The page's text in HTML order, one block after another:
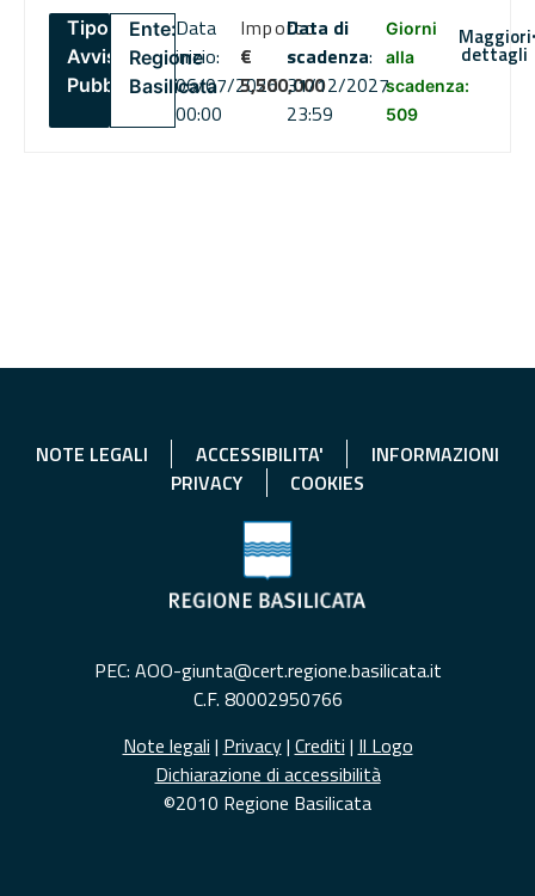
Tipo:
Avviso
Pubblico
Ente:
Regione
Basilicata
Data
inizio:
06/07/2026
00:00
Importo
€
5,500,000
Data di
scadenza:
31/12/2027
23:59
Giorni
alla
scadenza:
509
Maggiori
dettagli
NOTE LEGALI ACCESSIBILITA'
INFORMAZIONI
PRIVACY
COOKIES
PEC: AOO-giunta@cert.regione.basilicata.it
C.F. 80002950766
Note legali | Privacy| Crediti | Il Logo
Dichiarazione di accessibilità
©2010 Regione Basilicata